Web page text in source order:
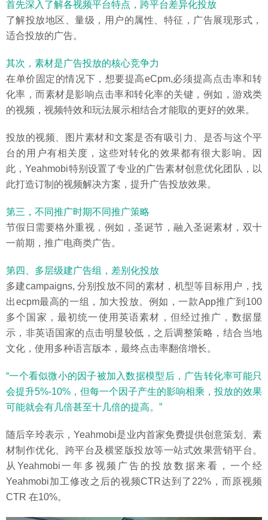
首先深入了解各视频平台特点，跨平台差异化投放
了解投放地区、量级，用户的属性、特征，广告展现形式，
适合投放的广告。
其次，素材是广告投放的核心竞争力
在单价固定的情况下，想要提高eCpm,必须提高点击率和转
化率，而素材是影响点击率和转化率的关键，例如，游戏类
的视频，视频特效和玩法展示相结合才能取的更好的效果。
投放的视频、图片素材和文案是否有吸引力、是否与这个平
台的用户有相关度，这些对转化的效果都有很大影响。因
此，Yeahmobi特别设置了专业的广告素材创意优化团队，以
此打造订制的视频解决方案，提升广告投放效果。
第三，不同推广时期不同推广策略
节假日需要格外重视，例如，圣诞节，融入圣诞素材，双十
一前期，推广电商类广告。
第四、多层级建广告组，差别化投放
多建campaigns, 分别投放不同的素材，机型等目标用户，找
出ecpm最高的一组，加大投放。例如，一款App推广到100
多个国家，最初统一使用英语素材，但经过推广，数据显
示，非英语国家的点击明显较低，之后调整策略，结合当地
文化，使用多种语言版本，最终点击率翻倍增长。
“一个看似微小的因子被加入数据模型后，广告转化率可能只
会提升5%-10%，但每一个因子产生的影响相乘，投放的效果
可能就会有几倍甚至十几倍的提高。”
随后辛玲表示，Yeahmobi是业内首家免费提供创意策划、素
材制作优化、跨平台及横竖版投放等一站式效果营销平台。
从Yeahmobi一年多视频广告的投放数据来看，一个经
Yeahmobi加工修改之后的视频CTR达到了22%，而原视频
CTR 在10%。